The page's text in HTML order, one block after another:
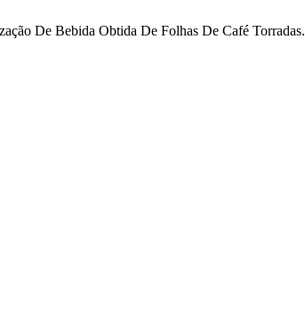
De Bebida Obtida De Folhas De Café Torradas.